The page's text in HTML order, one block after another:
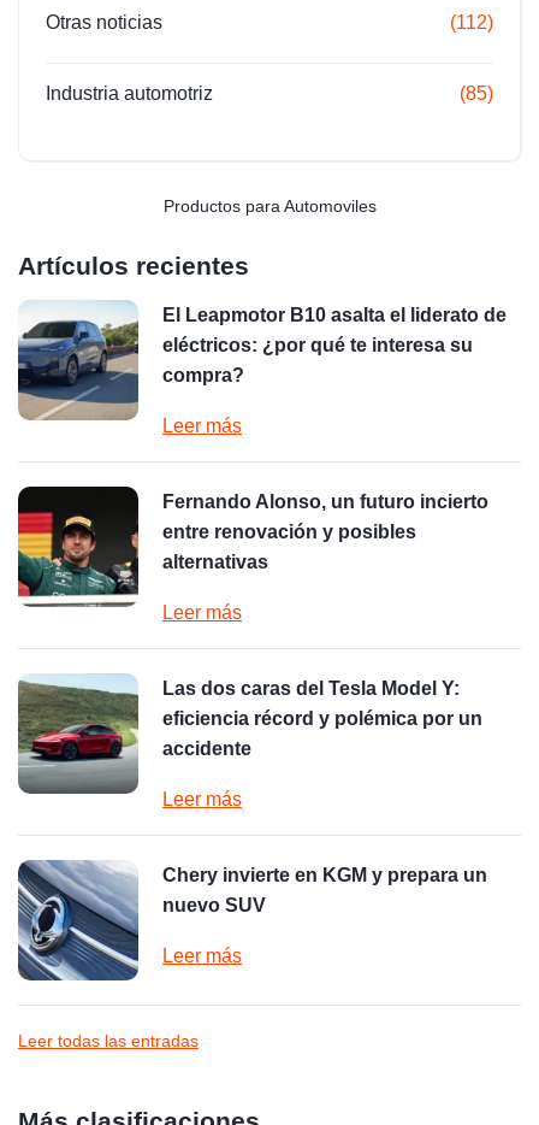
Otras noticias (112)
Industria automotriz (85)
Productos para Automoviles
Artículos recientes
El Leapmotor B10 asalta el liderato de
eléctricos: ¿por qué te interesa su
compra?
Leer más
Fernando Alonso, un futuro incierto
entre renovación y posibles
alternativas
Leer más
Las dos caras del Tesla Model Y:
eficiencia récord y polémica por un
accidente
Leer más
Chery invierte en KGM y prepara un
nuevo SUV
Leer más
Leer todas las entradas